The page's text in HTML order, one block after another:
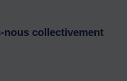
nous collectivement